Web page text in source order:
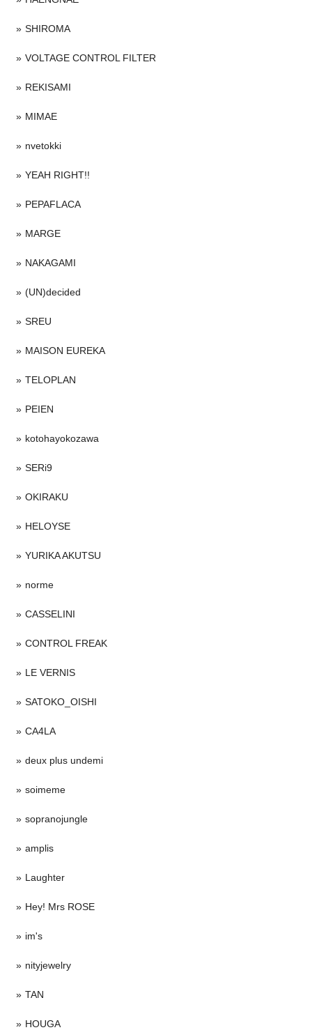
SHIROMA
VOLTAGE CONTROL FILTER
REKISAMI
MIMAE
nvetokki
YEAH RIGHT!!
PEPAFLACA
MARGE
NAKAGAMI
(UN)decided
SREU
MAISON EUREKA
TELOPLAN
PEIEN
kotohayokozawa
SERi9
OKIRAKU
HELOYSE
YURIKA AKUTSU
norme
CASSELINI
CONTROL FREAK
LE VERNIS
SATOKO_OISHI
CA4LA
deux plus undemi
soimeme
sopranojungle
amplis
Laughter
Hey! Mrs ROSE
im's
nityjewelry
TAN
HOUGA